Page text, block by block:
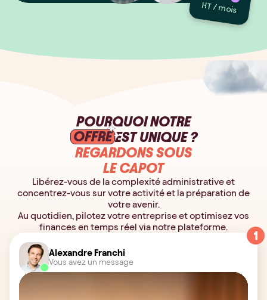
HT / mois
Alexandre Franchi
Vous avez un message
POURQUOI NOTRE
OFFREEST UNIQUE ?
REGARDONS SOUS
LE CAPOT
Libérez-vous de la complexité administrative et
concentrez-vous sur votre activité et la préparation de
votre avenir.
Au quotidien, pilotez votre entreprise et optimisez vos
finances en temps réel via notre plateforme.